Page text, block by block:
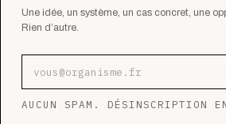
Une idée, un système, un cas concret, une
Rien d’autre.
AUCUN SPAM. DÉSINSCRIPTION